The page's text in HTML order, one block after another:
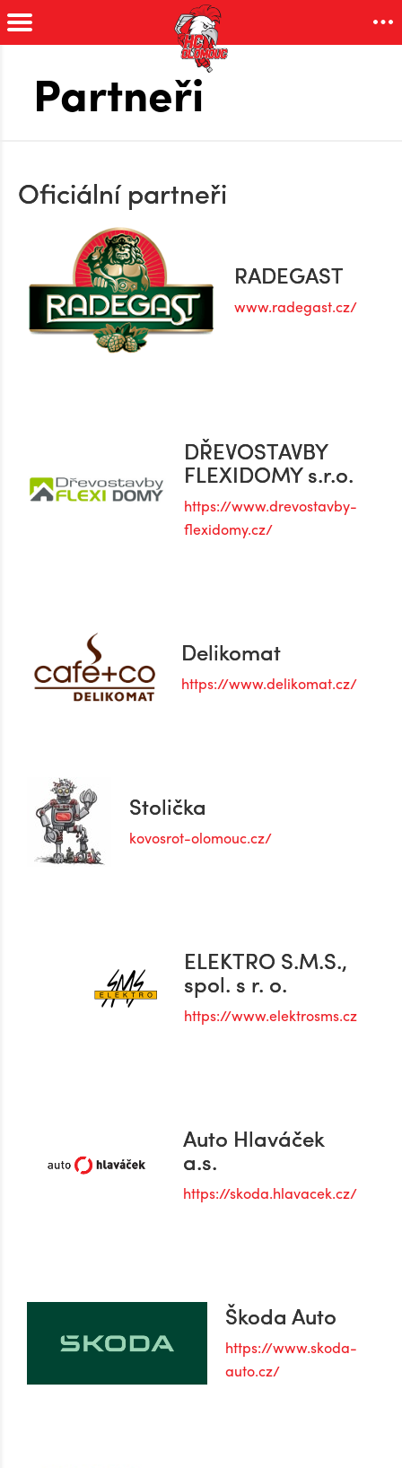
Partneři
Oficiální partneři
RADEGAST
www.radegast.cz/
DŘEVOSTAVBY
FLEXIDOMY s.r.o.
https://www.drevostavby-
flexidomy.cz/
Delikomat
https://www.delikomat.cz/
Stolička
kovosrot-olomouc.cz/
ELEKTRO S.M.S.,
spol. s r. o.
https://www.elektrosms.cz
Auto Hlaváček
a.s.
https://skoda.hlavacek.cz/
Škoda Auto
https://www.skoda-
auto.cz/